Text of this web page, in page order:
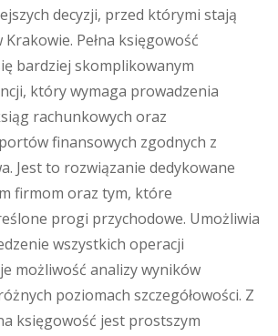
decyzji, przed którymi stają
Pełna księgowość
bardziej skomplikowanym
który wymaga prowadzenia
rachunkowych oraz
finansowych zgodnych z
Jest to rozwiązanie dedykowane
firmom oraz tym, które
progi przychodowe. Umożliwia
wszystkich operacji
możliwość analizy wyników
poziomach szczegółowości. Z
księgowość jest prostszym